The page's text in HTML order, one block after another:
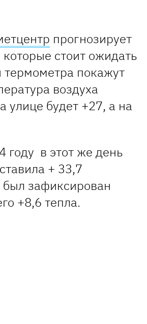
прогнозирует
стоит ожидать
термометра покажут
воздуха
улице будет +27, а на
году в этот же день
+ 33,7
был зафиксирован
+8,6 тепла.